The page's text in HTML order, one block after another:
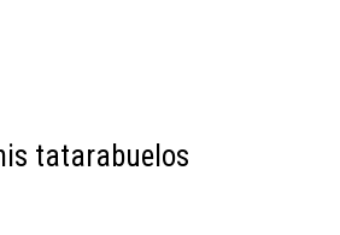
tatarabuelos